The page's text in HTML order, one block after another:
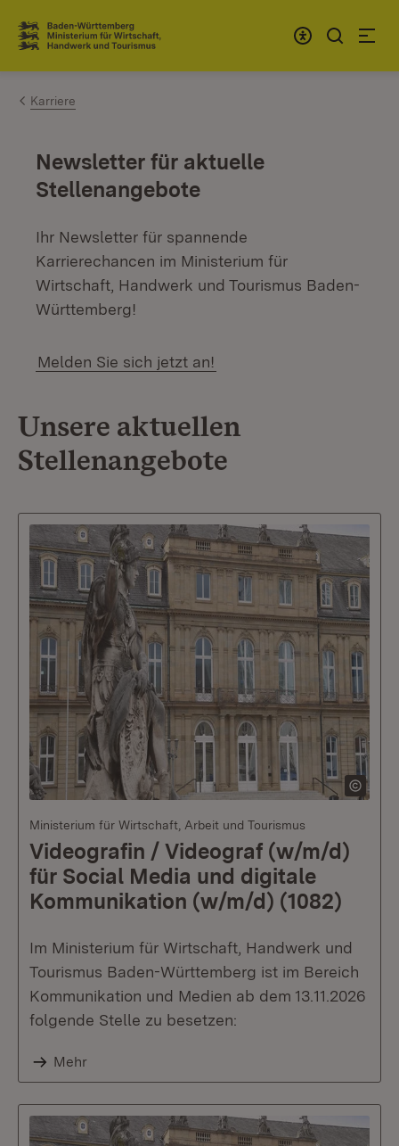
Zum Inhalt springen
Link zur Startseite
Karriere
Newsletter für aktuelle
Stellenangebote
Ihr Newsletter für spannende
Karrierechancen im Ministerium für
Wirtschaft, Handwerk und Tourismus Baden-
Württemberg!
Melden Sie sich jetzt an!
Unsere aktuellen
Stellenangebote
Ministerium für Wirtschaft, Arbeit und Tourismus
Videografin / Videograf (w/m/d)
für Social Media und digitale
Kommunikation (w/m/d) (1082)
Im Ministerium für Wirtschaft, Handwerk und
Tourismus Baden-Württemberg ist im Bereich
Kommunikation und Medien ab dem 13.11.2026
folgende Stelle zu besetzen:
Mehr